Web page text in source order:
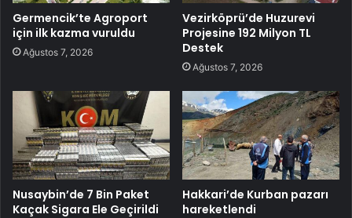
Germencik’te Agroport
için ilk kazma vuruldu
Ağustos 7, 2026
Vezirköprü’de Huzurevi
Projesine 192 Milyon TL
Destek
Ağustos 7, 2026
Nusaybin’de 7 Bin Paket
Kaçak Sigara Ele Geçirildi
Hakkari’de Kurban pazarı
hareketlendi